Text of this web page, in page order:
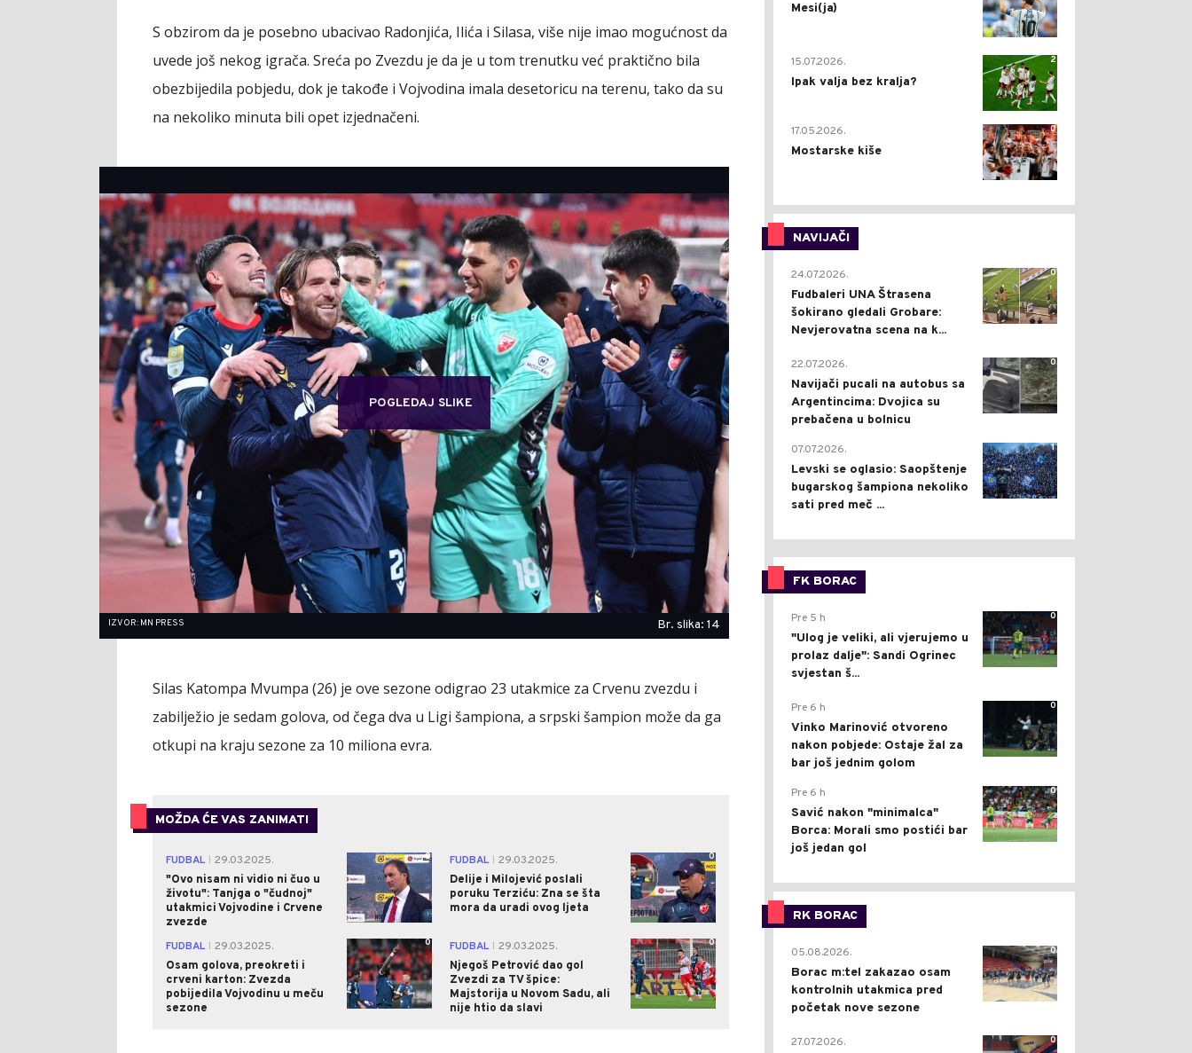
S obzirom da je posebno ubacivao Radonjića, Ilića i Silasa, više nije imao mogućnost da
uvede još nekog igrača. Sreća po Zvezdu je da je u tom trenutku već praktično bila
obezbijedila pobjedu, dok je takođe i Vojvodina imala desetoricu na terenu, tako da su
na nekoliko minuta bili opet izjednačeni.
POGLEDAJ SLIKE
IZVOR: MN PRESS Br. slika: 14
Silas Katompa Mvumpa (26) je ove sezone odigrao 23 utakmice za Crvenu zvezdu i
zabilježio je sedam golova, od čega dva u Ligi šampiona, a srpski šampion može da ga
otkupi na kraju sezone za 10 miliona evra.
MOŽDA ĆE VAS ZANIMATI
FUDBAL
29.03.2025.
"Ovo nisam ni vidio ni čuo u
životu": Tanjga o "čudnoj"
utakmici Vojvodine i Crvene
zvezde
0 FUDBAL
29.03.2025.
Delije i Milojević poslali
poruku Terziću: Zna se šta
mora da uradi ovog ljeta
0
FUDBAL
29.03.2025.
Osam golova, preokreti i
crveni karton: Zvezda
pobijedila Vojvodinu u meču
sezone
0 FUDBAL
29.03.2025.
Njegoš Petrović dao gol
Zvezdi za TV špice:
Majstorija u Novom Sadu, ali
nije htio da slavi
0
Mesi(ja)
2
15.07.2026.
Ipak valja bez kralja?
0
17.05.2026.
Mostarske kiše
NAVIJAČI
0
24.07.2026.
Fudbaleri UNA Štrasena
šokirano gledali Grobare:
Nevjerovatna scena na k...
0
22.07.2026.
Navijači pucali na autobus sa
Argentincima: Dvojica su
prebačena u bolnicu
1
07.07.2026.
Levski se oglasio: Saopštenje
bugarskog šampiona nekoliko
sati pred meč ...
FK BORAC
0
Pre 5 h
"Ulog je veliki, ali vjerujemo u
prolaz dalje": Sandi Ogrinec
svjestan š...
0
Pre 6 h
Vinko Marinović otvoreno
nakon pobjede: Ostaje žal za
bar još jednim golom
0
Pre 6 h
Savić nakon "minimalca"
Borca: Morali smo postići bar
još jedan gol
RK BORAC
0
05.08.2026.
Borac m:tel zakazao osam
kontrolnih utakmica pred
početak nove sezone
0
27.07.2026.